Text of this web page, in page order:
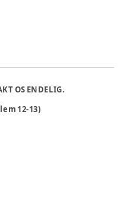
OS ENDELIG.
12-13)